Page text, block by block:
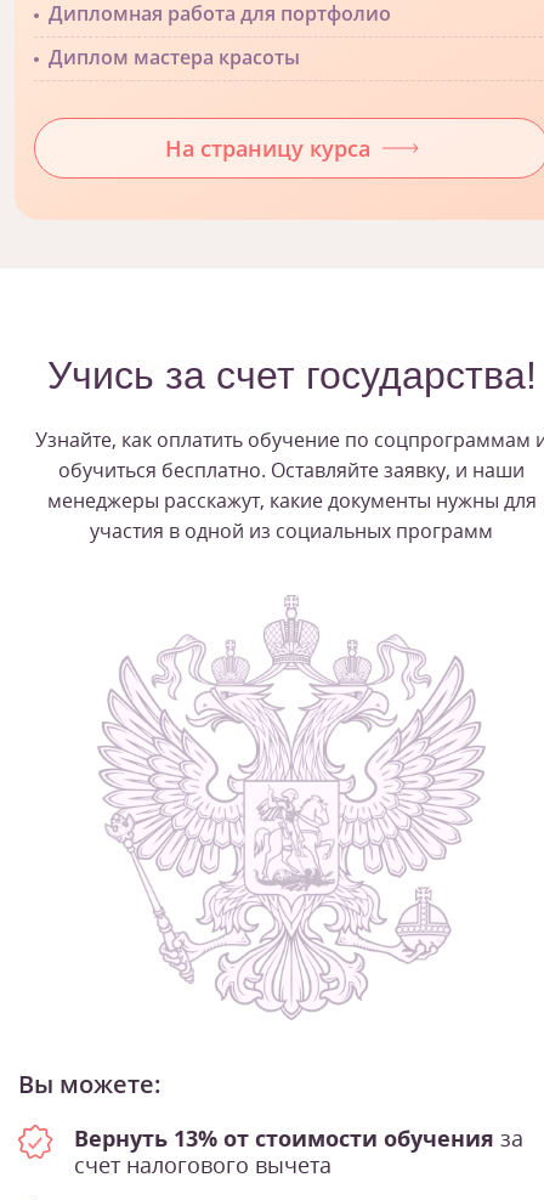
Дипломная работа для портфолио
Диплом мастера красоты
На страницу курса
Учись за счет государства!
Узнайте, как оплатить обучение по соцпрограммам
обучиться бесплатно. Оставляйте заявку, и наши
менеджеры расскажут, какие документы нужны для
участия в одной из социальных программ
Вы можете:
Вернуть 13% от стоимости обучения за
счет налогового вычета